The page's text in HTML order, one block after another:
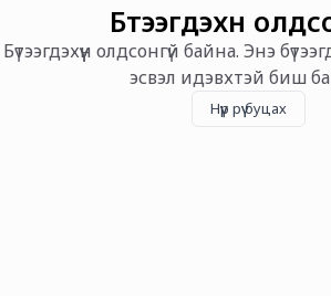
Бүтээгдэхүүн
Бүтээгдэхүүн олдсонгүй байна. Энэ
эсвэл идэвхтэй биш
Нүүр рүү буцах